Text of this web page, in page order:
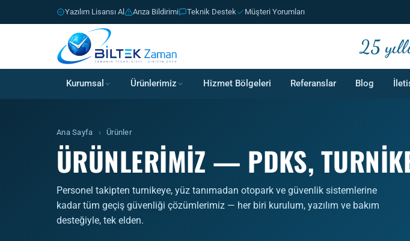
Yazılım Lisansı Al Arıza Bildirimi Teknik Destek Müşteri Yorumları
25
Kurumsal Ürünlerimiz Hizmet Bölgeleri Referanslar Blog
Ana Sayfa › Ürünler
ÜRÜNLERIMIZ — PDKS,
Personel takipten turnikeye, yüz tanımadan otopark ve güvenlik sistemlerine
kadar tüm geçiş güvenliği çözümlerimiz — her biri kurulum, yazılım ve bakım
desteğiyle, tek elden.